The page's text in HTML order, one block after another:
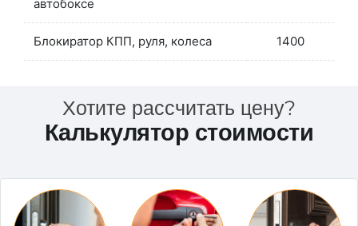
автобоксе
Блокиратор КПП, руля, колеса 1400
Хотите рассчитать цену?
Калькулятор стоимости